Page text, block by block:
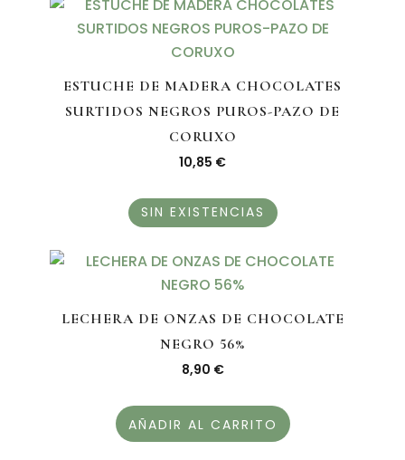
ESTUCHE DE MADERA CHOCOLATES
SURTIDOS NEGROS PUROS-PAZO DE
CORUXO
10,85 €
SIN EXISTENCIAS
LECHERA DE ONZAS DE CHOCOLATE
NEGRO 56%
8,90 €
AÑADIR AL CARRITO